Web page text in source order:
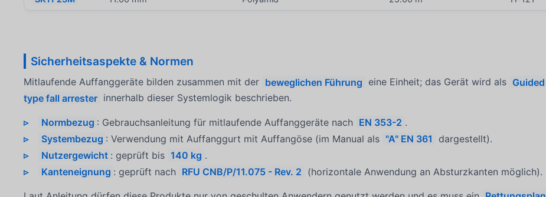
Sicherheitsaspekte & Normen
Mitlaufende Auffanggeräte bilden zusammen mit der beweglichen Führung eine Einheit; das Gerät wird als Guided
type fall arrester innerhalb dieser Systemlogik beschrieben.
Normbezug : Gebrauchsanleitung für mitlaufende Auffanggeräte nach EN 353-2 .
Systembezug : Verwendung mit Auffanggurt mit Auffangöse (im Manual als "A" EN 361
dargestellt).
Nutzergewicht : geprüft bis 140 kg .
Kanteneignung : geprüft nach RFU CNB/P/11.075 - Rev. 2 (horizontale Anwendung an Absturzkanten möglich).